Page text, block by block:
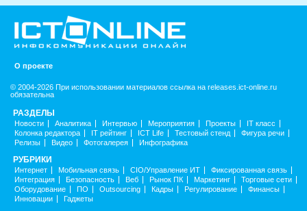
О проекте
© 2004-2026 При использовании материалов ссылка на releases.ict-online.ru
обязательна
РАЗДЕЛЫ
Новости Аналитика Интервью Мероприятия Проекты
IT класс
Колонка редактора
IT рейтинг ICT Life Тестовый стенд
Фигура речи
Релизы
Видео Фотогалерея Инфографика
РУБРИКИ
Интернет Мобильная связь CIO/Управление ИТ
Фиксированная связь
Интеграция
Безопасность Веб Рынок ПК Маркетинг
Торговые сети
Оборудование
ПО Outsourcing Кадры Регулирование
Финансы
Инновации
Гаджеты